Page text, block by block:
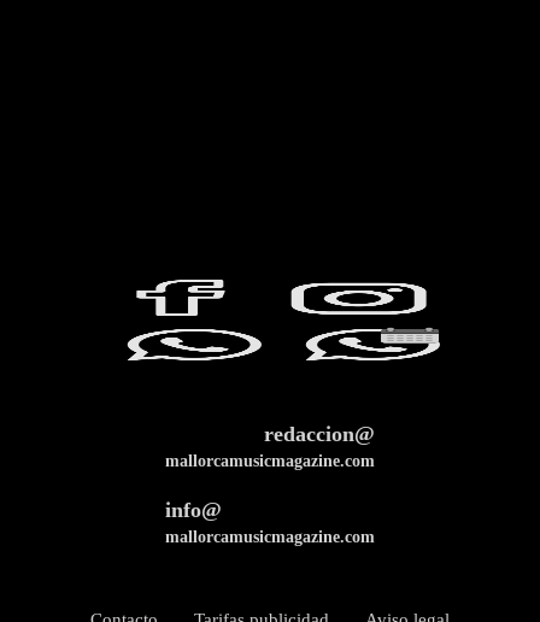
redaccion@
mallorcamusicmagazine.com
info@
mallorcamusicmagazine.com